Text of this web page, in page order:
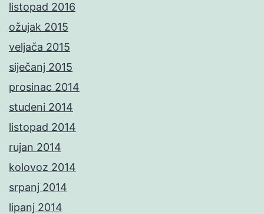
listopad 2016
ožujak 2015
veljača 2015
siječanj 2015
prosinac 2014
studeni 2014
listopad 2014
rujan 2014
kolovoz 2014
srpanj 2014
lipanj 2014